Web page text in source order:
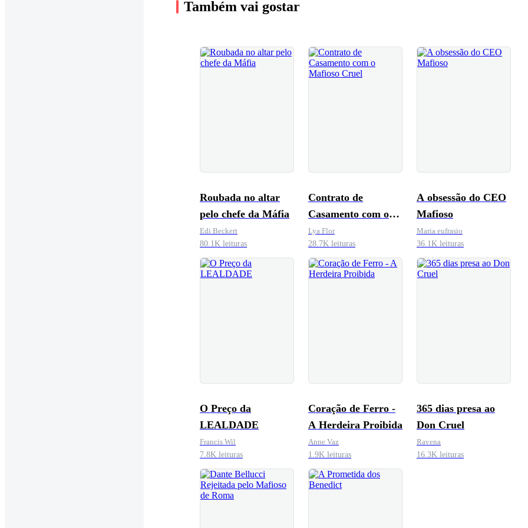
Também vai gostar
Roubada no altar
pelo chefe da Máfia
Edi Beckert
80.1K leituras
Contrato de
Casamento com o
Mafioso Cruel
Lya Flor
28.7K leituras
A obsessão do CEO
Mafioso
Maria eufrasio
36.1K leituras
O Preço da
LEALDADE
Francis Wil
7.8K leituras
Coração de Ferro -
A Herdeira Proibida
Anne Vaz
1.9K leituras
365 dias presa ao
Don Cruel
Ravena
16.3K leituras